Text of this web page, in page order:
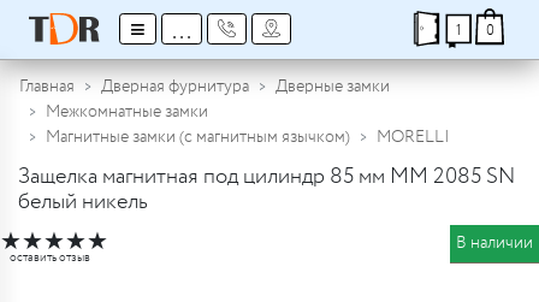
≡ ... 1 0
Главная Дверная фурнитура
Дверные замки
Межкомнатные замки
Магнитные замки (с магнитным язычком)
MORELLI
Защелка магнитная под цилиндр 85 мм MM 2085 SN
белый никель
★★★★★
оставить отзыв
В наличии